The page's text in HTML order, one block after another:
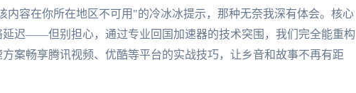
内容在你所在地区不可用"的冷冰冰提示，那种无奈我深有体会。核心
迟——但别担心，通过专业回国加速器的技术突围，我们完全能重构
案畅享腾讯视频、优酷等平台的实战技巧，让乡音和故事不再有距